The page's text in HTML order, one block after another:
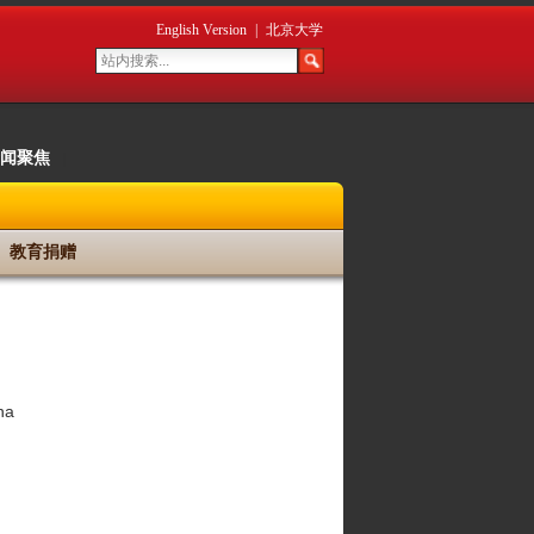
English Version 北京大学
聚焦
教育捐赠